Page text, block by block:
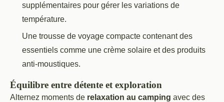
supplémentaires pour gérer les variations de
température.
Une trousse de voyage compacte contenant des
essentiels comme une crème solaire et des produits
anti-moustiques.
Équilibre entre détente et exploration
Alternez moments de relaxation au camping avec des